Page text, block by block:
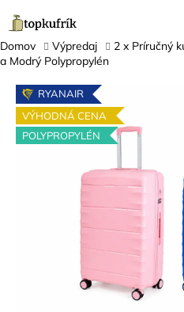
obsah
Domov Výpredaj
2 x Príručný
a Modrý Polypropylén
RYANAIR
VÝHODNÁ CENA
POLYPROPYLÉN
o
š
í
Späť
Späť
Č
o
p
o